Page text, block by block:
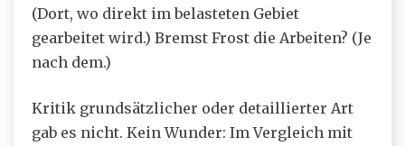
(Dort, wo direkt im belasteten Gebiet
gearbeitet wird.) Bremst Frost die Arbeiten? (Je
nach dem.)
Kritik grundsätzlicher oder detaillierter Art
gab es nicht. Kein Wunder: Im Vergleich mit